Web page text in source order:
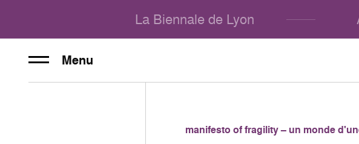
La Biennale de Lyon
Menu
manifesto of fragility – un monde